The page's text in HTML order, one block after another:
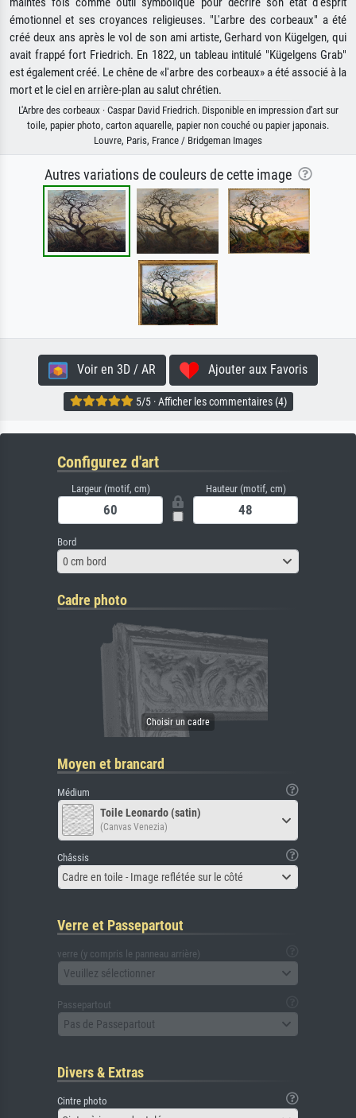
émotionnel et ses croyances religieuses. "L'arbre des corbeaux" a été
créé deux ans après le vol de son ami artiste, Gerhard von Kügelgen, qui
avait frappé fort Friedrich. En 1822, un tableau intitulé "Kügelgens Grab"
est également créé. Le chêne de «l'arbre des corbeaux» a été associé à la
mort et le ciel en arrière-plan au salut chrétien.
L'Arbre des corbeaux · Caspar David Friedrich. Disponible en impression d'art sur
toile, papier photo, carton aquarelle, papier non couché ou papier japonais.
Louvre, Paris, France / Bridgeman Images
Autres variations de couleurs de cette image
Voir en 3D / AR Ajouter aux Favoris
5/5 · Afficher les commentaires (4)
Configurez d'art
Largeur (motif, cm) Hauteur (motif, cm)
Bord
0 cm bord
Cadre photo
Moyen et brancard
Médium
Toile Leonardo (satin)
(Canvas Venezia)
Châssis
Cadre en toile - Image reflétée sur le côté
Verre et Passepartout
verre (y compris le panneau arrière)
Veuillez sélectionner
Passepartout
Pas de Passepartout
Divers & Extras
Cintre photo